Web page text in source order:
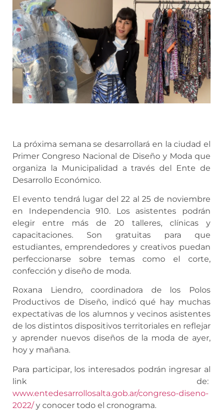
La próxima semana se desarrollará en la ciudad el
Primer Congreso Nacional de Diseño y Moda que
organiza la Municipalidad a través del Ente de
Desarrollo Económico.
El evento tendrá lugar del 22 al 25 de noviembre
en Independencia 910. Los asistentes podrán
elegir entre más de 20 talleres, clínicas y
capacitaciones. Son gratuitas para que
estudiantes, emprendedores y creativos puedan
perfeccionarse sobre temas como el corte,
confección y diseño de moda.
Roxana Liendro, coordinadora de los Polos
Productivos de Diseño, indicó qué hay muchas
expectativas de los alumnos y vecinos asistentes
de los distintos dispositivos territoriales en reflejar
y aprender nuevos diseños de la moda de ayer,
hoy y mañana.
Para participar, los interesados podrán ingresar al
link de:
www.entedesarrollosalta.gob.ar/congreso-diseno-
2022/y conocer todo el cronograma.